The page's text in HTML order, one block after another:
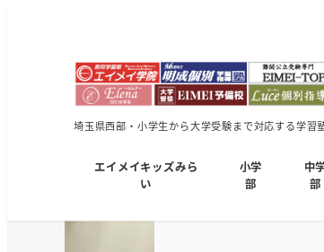
埼玉県西部・小学生から大学受験まで対応する学習
エイメイキッズみら
い
小学
部
中
部